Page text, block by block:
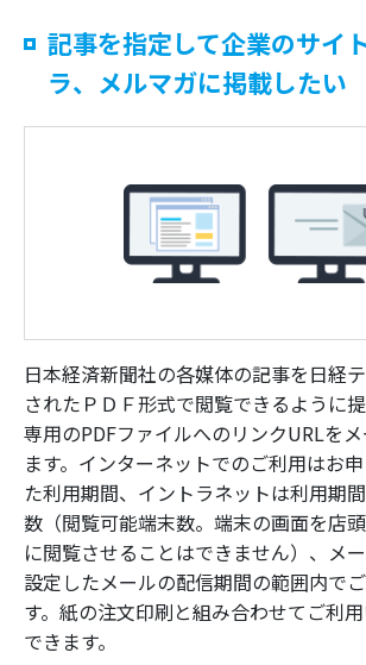
記事を指定して企業のサイ
ラ、メルマガに掲載したい
日本経済新聞社の各媒体の記事を日経
されたＰＤＦ形式で閲覧できるように提
専用のPDFファイルへのリンクURLを
ます。インターネットでのご利用はお
た利用期間、イントラネットは利用期
数（閲覧可能端末数。端末の画面を店
に閲覧させることはできません）、メ
設定したメールの配信期間の範囲内で
す。紙の注文印刷と組み合わせてご利
できます。